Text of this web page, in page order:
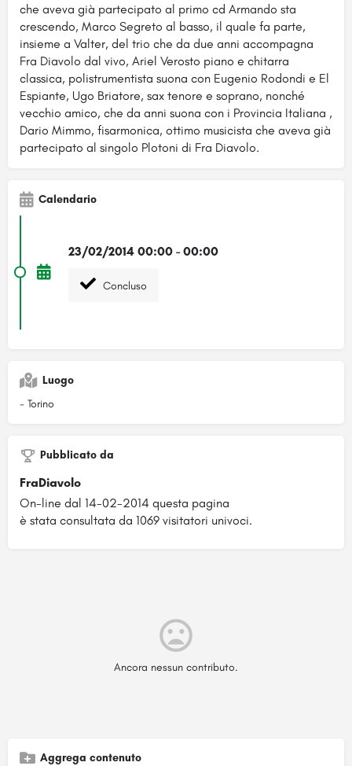
che aveva già partecipato al primo cd Armando sta
crescendo, Marco Segreto al basso, il quale fa parte,
insieme a Valter, del trio che da due anni accompagna
Fra Diavolo dal vivo, Ariel Verosto piano e chitarra
classica, polistrumentista suona con Eugenio Rodondi e El
Espiante, Ugo Briatore, sax tenore e soprano, nonché
vecchio amico, che da anni suona con i Provincia Italiana ,
Dario Mimmo, fisarmonica, ottimo musicista che aveva già
partecipato al singolo Plotoni di Fra Diavolo.
Calendario
23/02/2014 00:00 - 00:00
Concluso
Luogo
- Torino
Pubblicato da
FraDiavolo
On-line dal 14-02-2014 questa pagina
è stata consultata da 1069 visitatori univoci.
Ancora nessun contributo.
Aggrega contenuto